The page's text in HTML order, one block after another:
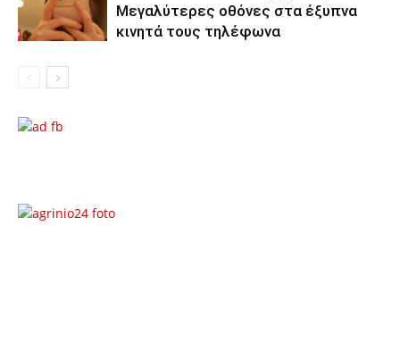
Μεγαλύτερες οθόνες στα έξυπνα
κινητά τους τηλέφωνα